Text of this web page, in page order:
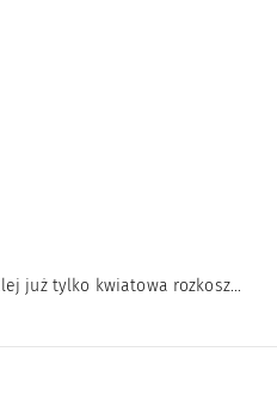
już tylko kwiatowa rozkosz...